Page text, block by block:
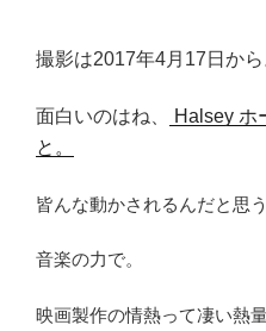
撮影は2017年4月17日から
面白いのはね、
Halsey ホ
と。
皆んな動かされるんだと思う
音楽の力で。
映画製作の情熱って凄い熱